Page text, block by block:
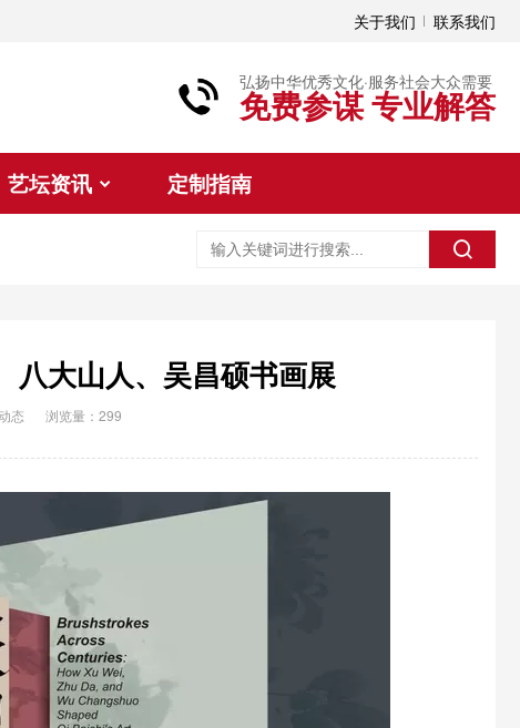
关于我们 联系我们
弘扬中华优秀文化·服务社会大众需要
免费参谋 专业解答
艺坛资讯 定制指南
大山人、吴昌硕书画展
态 浏览量：299